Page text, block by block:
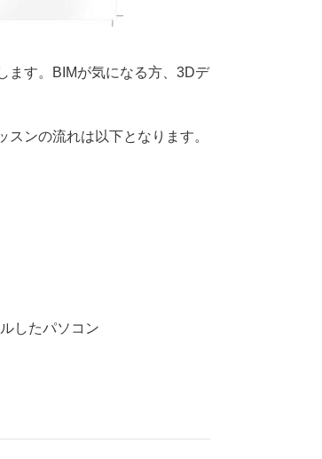
ます。BIMが気になる方、3Dデ
スンの流れは以下となります。
したパソコン